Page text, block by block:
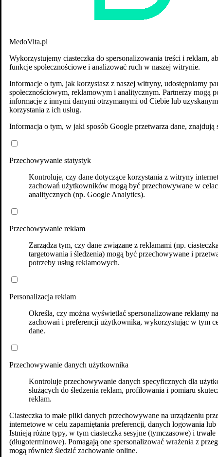
MedoVita.pl
Wykorzystujemy ciasteczka do spersonalizowania treści i reklam,
funkcje społecznościowe i analizować ruch w naszej witrynie.
Informacje o tym, jak korzystasz z naszej witryny, udostępniamy
społecznościowym, reklamowym i analitycznym. Partnerzy mogą
informacje z innymi danymi otrzymanymi od Ciebie lub
korzystania z ich usług.
Informacja o tym, w jaki sposób Google przetwarza dane, znajdują
Przechowywanie statystyk
Kontroluje, czy dane dotyczące korzystania z witryny
zachowań użytkowników mogą być przechowywane w
analitycznych (np. Google Analytics).
Przechowywanie reklam
Zarządza tym, czy dane związane z reklamami (np.
targetowania i śledzenia) mogą być przechowywane i
potrzeby usług reklamowych.
Personalizacja reklam
Określa, czy można wyświetlać spersonalizowane reklamy
zachowań i preferencji użytkownika, wykorzystując w tym
dane.
Przechowywanie danych użytkownika
Kontroluje przechowywanie danych specyficznych dla
służących do śledzenia reklam, profilowania i pomiaru
reklam.
Ciasteczka to małe pliki danych przechowywane na urządzeniu
internetowe w celu zapamiętania preferencji, danych logowania lub
Istnieją różne typy, w tym ciasteczka sesyjne (tymczasowe) i trwałe
(długoterminowe). Pomagają one spersonalizować wrażenia z
mogą również śledzić zachowanie online.